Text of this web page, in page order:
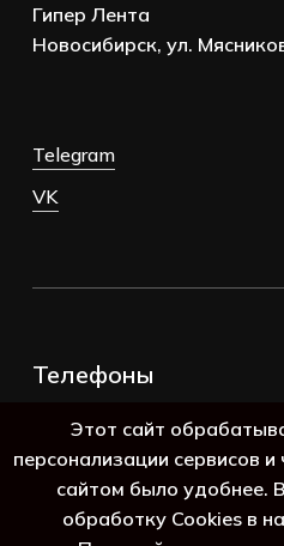
Гипер Лента
Новосибирск, ул.
Telegram
VK
Телефоны
8 (800) 250-69-39
Этот сайт
персонализации сервисов
сайтом было удобнее.
обработку Cookies в